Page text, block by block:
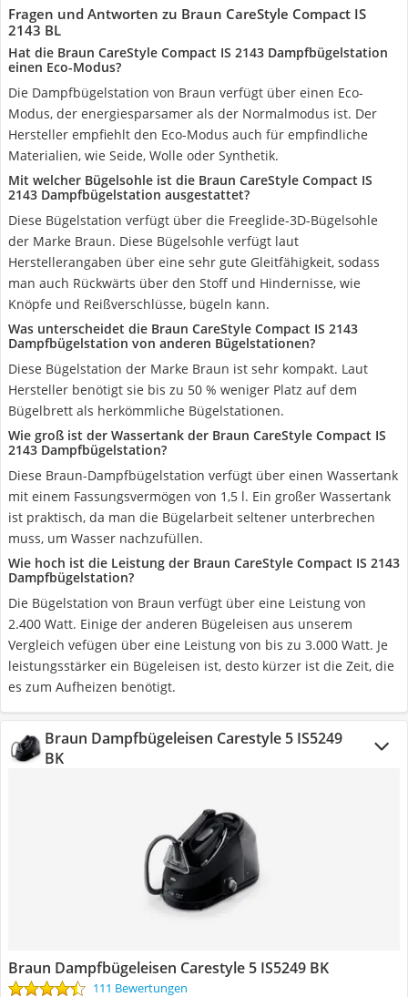
Fragen und Antworten zu Braun CareStyle Compact IS
2143 BL
Hat die Braun CareStyle Compact IS 2143 Dampfbügelstation
einen Eco-Modus?
Die Dampfbügelstation von Braun verfügt über einen Eco-
Modus, der energiesparsamer als der Normalmodus ist. Der
Hersteller empfiehlt den Eco-Modus auch für empfindliche
Materialien, wie Seide, Wolle oder Synthetik.
Mit welcher Bügelsohle ist die Braun CareStyle Compact IS
2143 Dampfbügelstation ausgestattet?
Diese Bügelstation verfügt über die Freeglide-3D-Bügelsohle
der Marke Braun. Diese Bügelsohle verfügt laut
Herstellerangaben über eine sehr gute Gleitfähigkeit, sodass
man auch Rückwärts über den Stoff und Hindernisse, wie
Knöpfe und Reißverschlüsse, bügeln kann.
Was unterscheidet die Braun CareStyle Compact IS 2143
Dampfbügelstation von anderen Bügelstationen?
Diese Bügelstation der Marke Braun ist sehr kompakt. Laut
Hersteller benötigt sie bis zu 50 % weniger Platz auf dem
Bügelbrett als herkömmliche Bügelstationen.
Wie groß ist der Wassertank der Braun CareStyle Compact IS
2143 Dampfbügelstation?
Diese Braun-Dampfbügelstation verfügt über einen Wassertank
mit einem Fassungsvermögen von 1,5 l. Ein großer Wassertank
ist praktisch, da man die Bügelarbeit seltener unterbrechen
muss, um Wasser nachzufüllen.
Wie hoch ist die Leistung der Braun CareStyle Compact IS 2143
Dampfbügelstation?
Die Bügelstation von Braun verfügt über eine Leistung von
2.400 Watt. Einige der anderen Bügeleisen aus unserem
Vergleich vefügen über eine Leistung von bis zu 3.000 Watt. Je
leistungsstärker ein Bügeleisen ist, desto kürzer ist die Zeit, die
es zum Aufheizen benötigt.
Braun Dampfbügeleisen Carestyle 5 IS5249
BK
Braun Dampfbügeleisen Carestyle 5 IS5249 BK
111 Bewertungen